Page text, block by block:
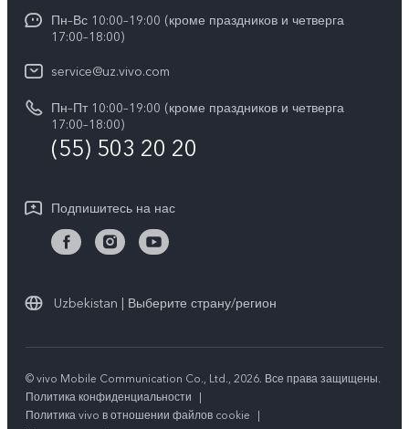
Сервисные центры
IMEI аутентификация
Обновление системы
Инструкции по гарантии vivo
Пресс Центр
Карьера в vivo
Юридическая информация
О нас
Стабильность
Пн–Вс 10:00–19:00 (кроме праздников и четверга
17:00–18:00)
service@uz.vivo.com
Пн–Пт 10:00–19:00 (кроме праздников и четверга
17:00–18:00)
(55) 503 20 20
Подпишитесь на нас
Uzbekistan | Выберите страну/регион
© vivo Mobile Communication Co., Ltd., 2026. Все права защищены.
Политика конфиденциальности
|
Политика vivo в отношении файлов cookie
|